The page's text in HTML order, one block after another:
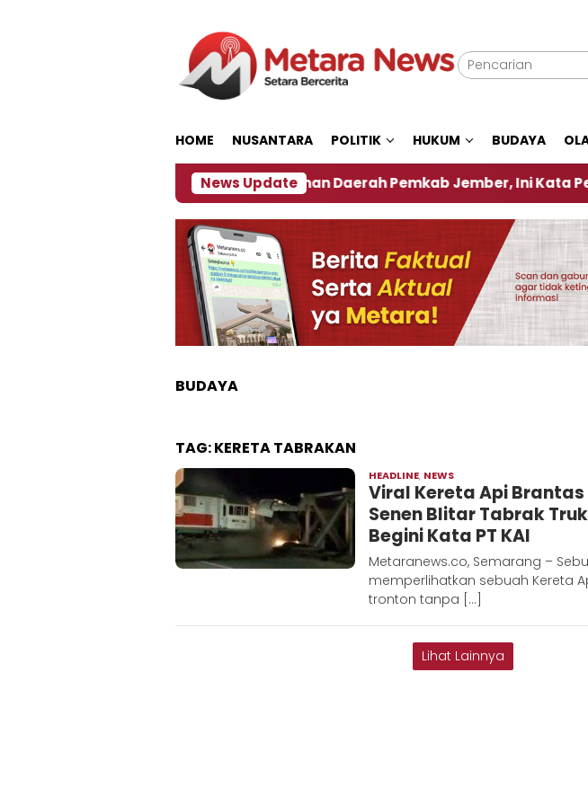
HOME NUSANTARA POLITIK HUKUM BUDAYA
News Update
‎Soal Rencana Pinjaman Daerah Pemkab Jember, Ini Kata Pengamat
BUDAYA
TAG:KERETA TABRAKAN
HEADLINE, NEWS
Metaranews
Viral Kereta Api
Senen Blitar Tabrak
Begini Kata PT KAI
Metaranews.co, Semarang –
memperlihatkan sebuah Kereta
tronton tanpa […]
Lihat Lainnya